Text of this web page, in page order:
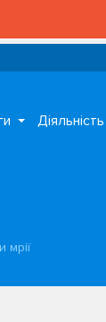
Діяльність